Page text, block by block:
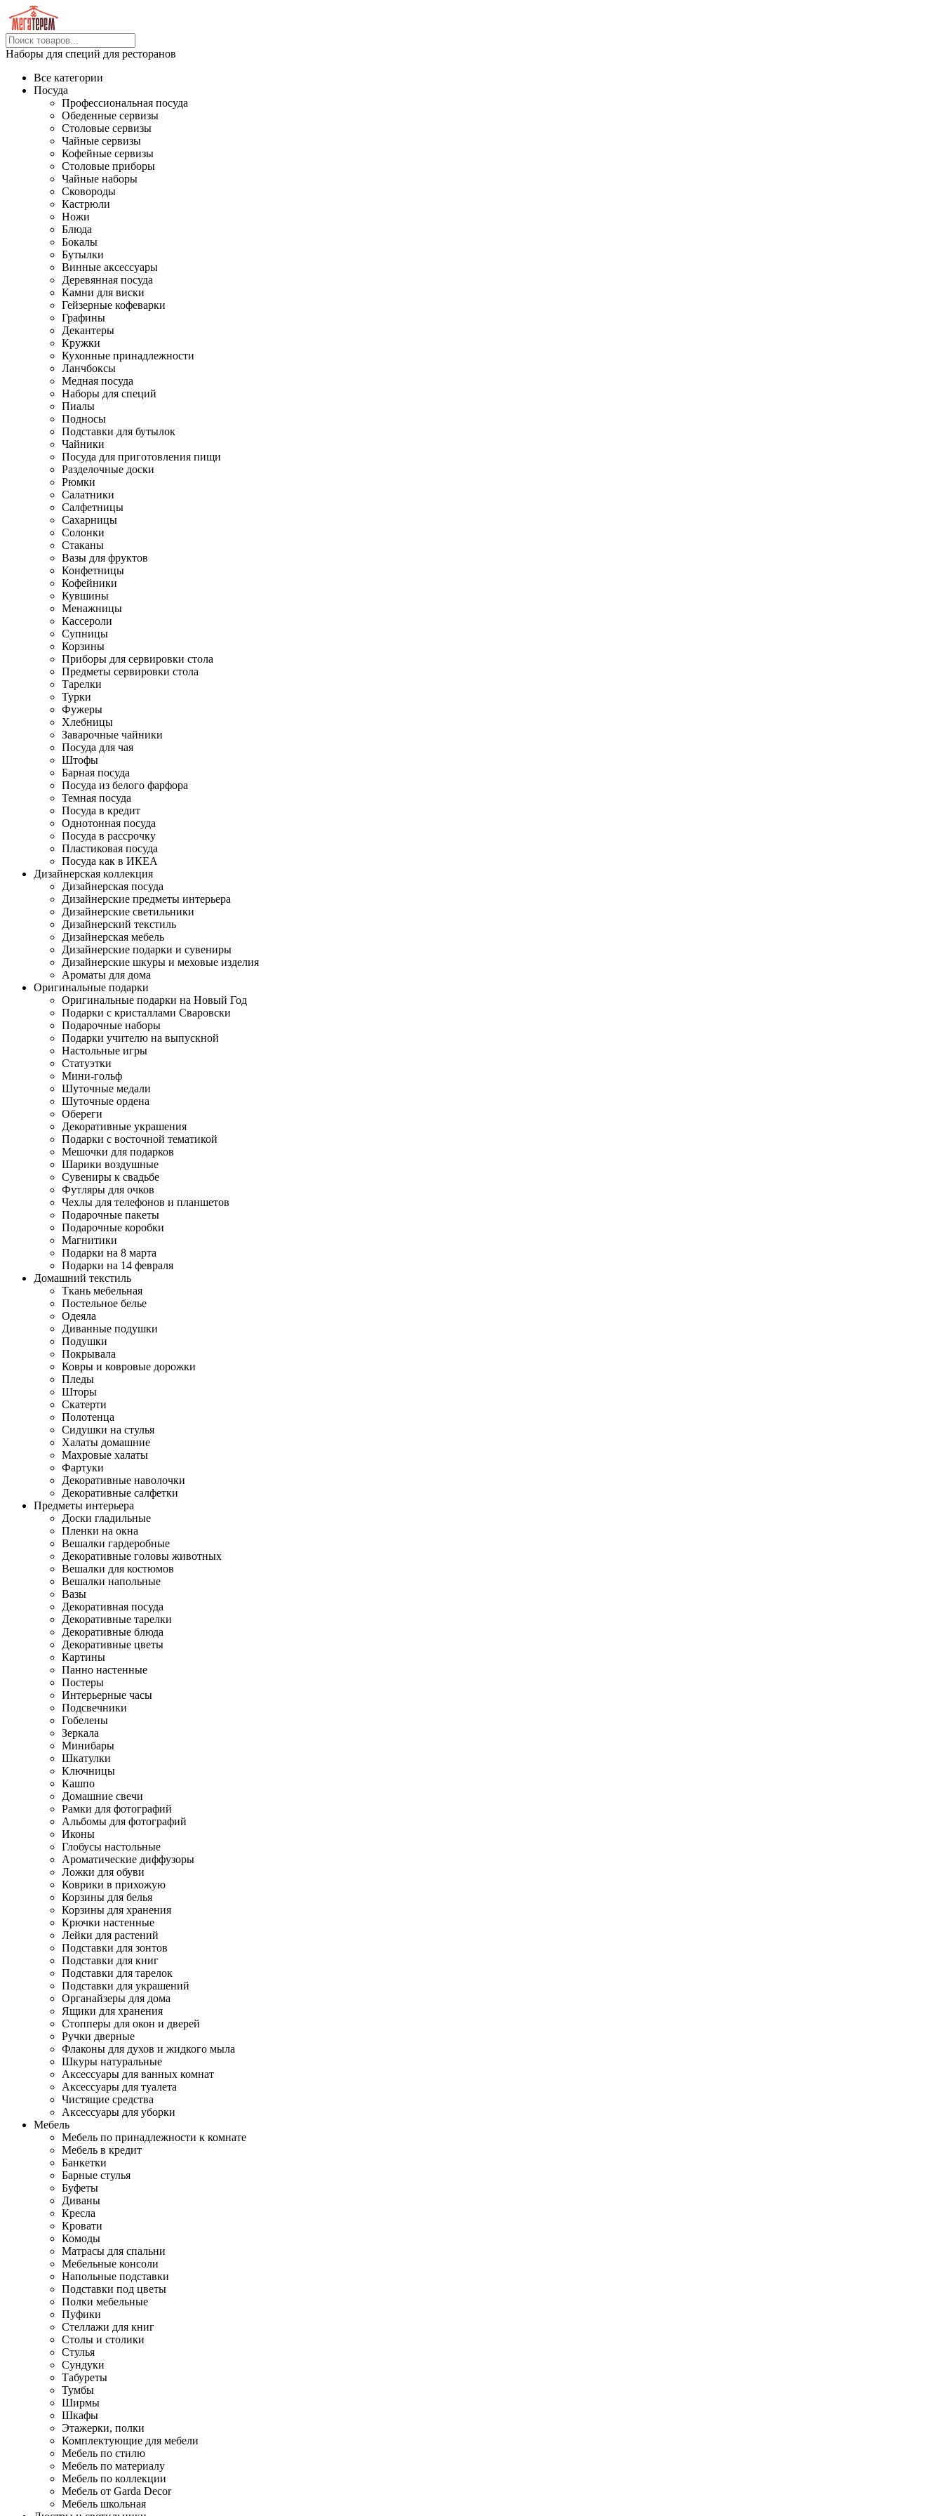
Наборы для специй для ресторанов
Все категории
Посуда
Профессиональная посуда
Обеденные сервизы
Столовые сервизы
Чайные сервизы
Кофейные сервизы
Столовые приборы
Чайные наборы
Сковороды
Кастрюли
Ножи
Блюда
Бокалы
Бутылки
Винные аксессуары
Деревянная посуда
Камни для виски
Гейзерные кофеварки
Графины
Декантеры
Кружки
Кухонные принадлежности
Ланчбоксы
Медная посуда
Наборы для специй
Пиалы
Подносы
Подставки для бутылок
Чайники
Посуда для приготовления пищи
Разделочные доски
Рюмки
Салатники
Салфетницы
Сахарницы
Солонки
Стаканы
Вазы для фруктов
Конфетницы
Кофейники
Кувшины
Менажницы
Кассероли
Супницы
Корзины
Приборы для сервировки стола
Предметы сервировки стола
Тарелки
Турки
Фужеры
Хлебницы
Заварочные чайники
Посуда для чая
Штофы
Барная посуда
Посуда из белого фарфора
Темная посуда
Посуда в кредит
Однотонная посуда
Посуда в рассрочку
Пластиковая посуда
Посуда как в ИКЕА
Дизайнерская коллекция
Дизайнерская посуда
Дизайнерские предметы интерьера
Дизайнерские светильники
Дизайнерский текстиль
Дизайнерская мебель
Дизайнерские подарки и сувениры
Дизайнерские шкуры и меховые изделия
Ароматы для дома
Оригинальные подарки
Оригинальные подарки на Новый Год
Подарки с кристаллами Сваровски
Подарочные наборы
Подарки учителю на выпускной
Настольные игры
Статуэтки
Мини-гольф
Шуточные медали
Шуточные ордена
Обереги
Декоративные украшения
Подарки с восточной тематикой
Мешочки для подарков
Шарики воздушные
Сувениры к свадьбе
Футляры для очков
Чехлы для телефонов и планшетов
Подарочные пакеты
Подарочные коробки
Магнитики
Подарки на 8 марта
Подарки на 14 февраля
Домашний текстиль
Ткань мебельная
Постельное белье
Одеяла
Диванные подушки
Подушки
Покрывала
Ковры и ковровые дорожки
Пледы
Шторы
Скатерти
Полотенца
Сидушки на стулья
Халаты домашние
Махровые халаты
Фартуки
Декоративные наволочки
Декоративные салфетки
Предметы интерьера
Доски гладильные
Пленки на окна
Вешалки гардеробные
Декоративные головы животных
Вешалки для костюмов
Вешалки напольные
Вазы
Декоративная посуда
Декоративные тарелки
Декоративные блюда
Декоративные цветы
Картины
Панно настенные
Постеры
Интерьерные часы
Подсвечники
Гобелены
Зеркала
Минибары
Шкатулки
Ключницы
Кашпо
Домашние свечи
Рамки для фотографий
Альбомы для фотографий
Иконы
Глобусы настольные
Ароматические диффузоры
Ложки для обуви
Коврики в прихожую
Корзины для белья
Корзины для хранения
Крючки настенные
Лейки для растений
Подставки для зонтов
Подставки для книг
Подставки для тарелок
Подставки для украшений
Органайзеры для дома
Ящики для хранения
Стопперы для окон и дверей
Ручки дверные
Флаконы для духов и жидкого мыла
Шкуры натуральные
Аксессуары для ванных комнат
Аксессуары для туалета
Чистящие средства
Аксессуары для уборки
Мебель
Мебель по принадлежности к комнате
Мебель в кредит
Банкетки
Барные стулья
Буфеты
Диваны
Кресла
Кровати
Комоды
Матрасы для спальни
Мебельные консоли
Напольные подставки
Подставки под цветы
Полки мебельные
Пуфики
Стеллажи для книг
Столы и столики
Стулья
Сундуки
Табуреты
Тумбы
Ширмы
Шкафы
Этажерки, полки
Комплектующие для мебели
Мебель по стилю
Мебель по материалу
Мебель по коллекции
Мебель от Garda Decor
Мебель школьная